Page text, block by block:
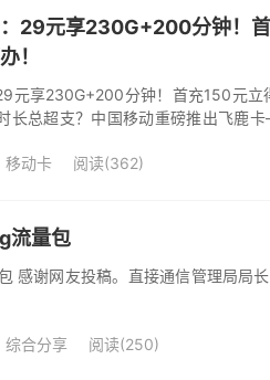
：29元享230G+200分钟！
！
元享230G+200分钟！首充150元立
长总超支？中国移动重磅推出飞鹿
移动卡 阅读(362)
流量包
感谢网友投稿。直接通信管理局局
综合分享 阅读(250)